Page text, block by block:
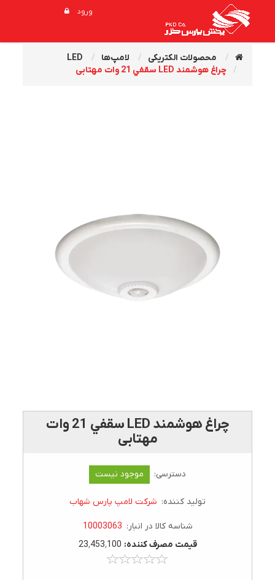
ورود
محصولات الکتریکی لامپ‌ها
LED
چراغ هوشمند LED سقفي 21 وات مهتابی
چراغ هوشمند LED سقفي 21 وات
مهتابی
دسترسی: موجود نیست
تولید کننده: شرکت لامپ پارس شهاب
شناسه کالا در انبار: 10003063
قيمت مصرف کننده: 23٬453٬100